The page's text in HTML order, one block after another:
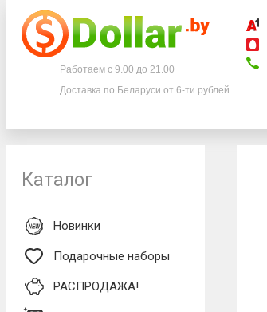
Телефоны
+375 29882-11-33
Работаем с 9.00 до 21.00
Доставка по Беларуси от 6-ти рублей
Каталог
Новинки
Подарочные наборы
РАСПРОДАЖА!